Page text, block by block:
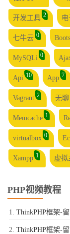
开发工具 2
七牛云 0
MySQLi 0
Api 10 App 7
Vagrant 2 无聊
Memcache 1
virtualbox 0
Xampp 1 虚拟
PHP视频教程
ThinkPHP框架-
ThinkPHP框架-